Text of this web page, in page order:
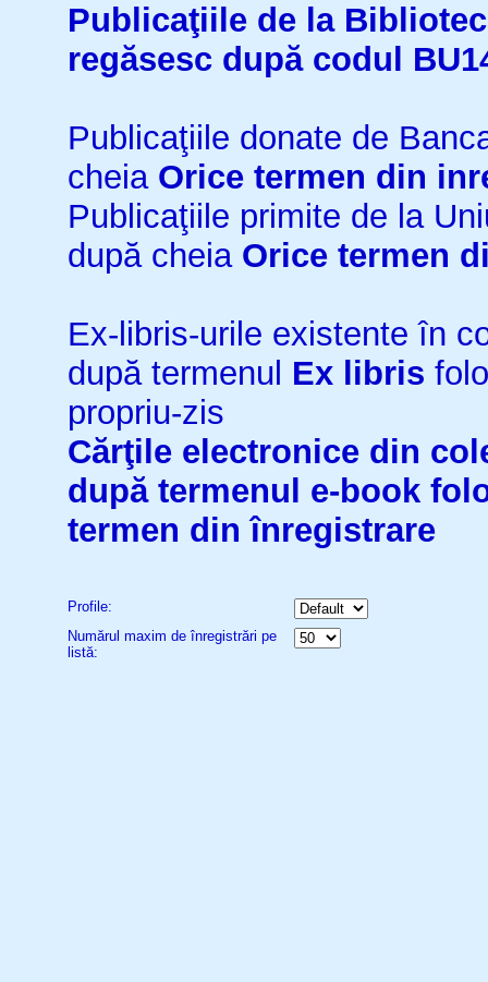
Publicaţiile de la
regăsesc după codul
Publicaţiile donate de
cheia Orice termen din
Publicaţiile primite de la
după cheia Orice termen
Ex-libris-urile existente în
după termenul Ex libris
propriu-zis
Cărţile electronice din
după termenul e-book
termen din înregistrare
Profile:
Numărul maxim de înregistrări pe
listă: